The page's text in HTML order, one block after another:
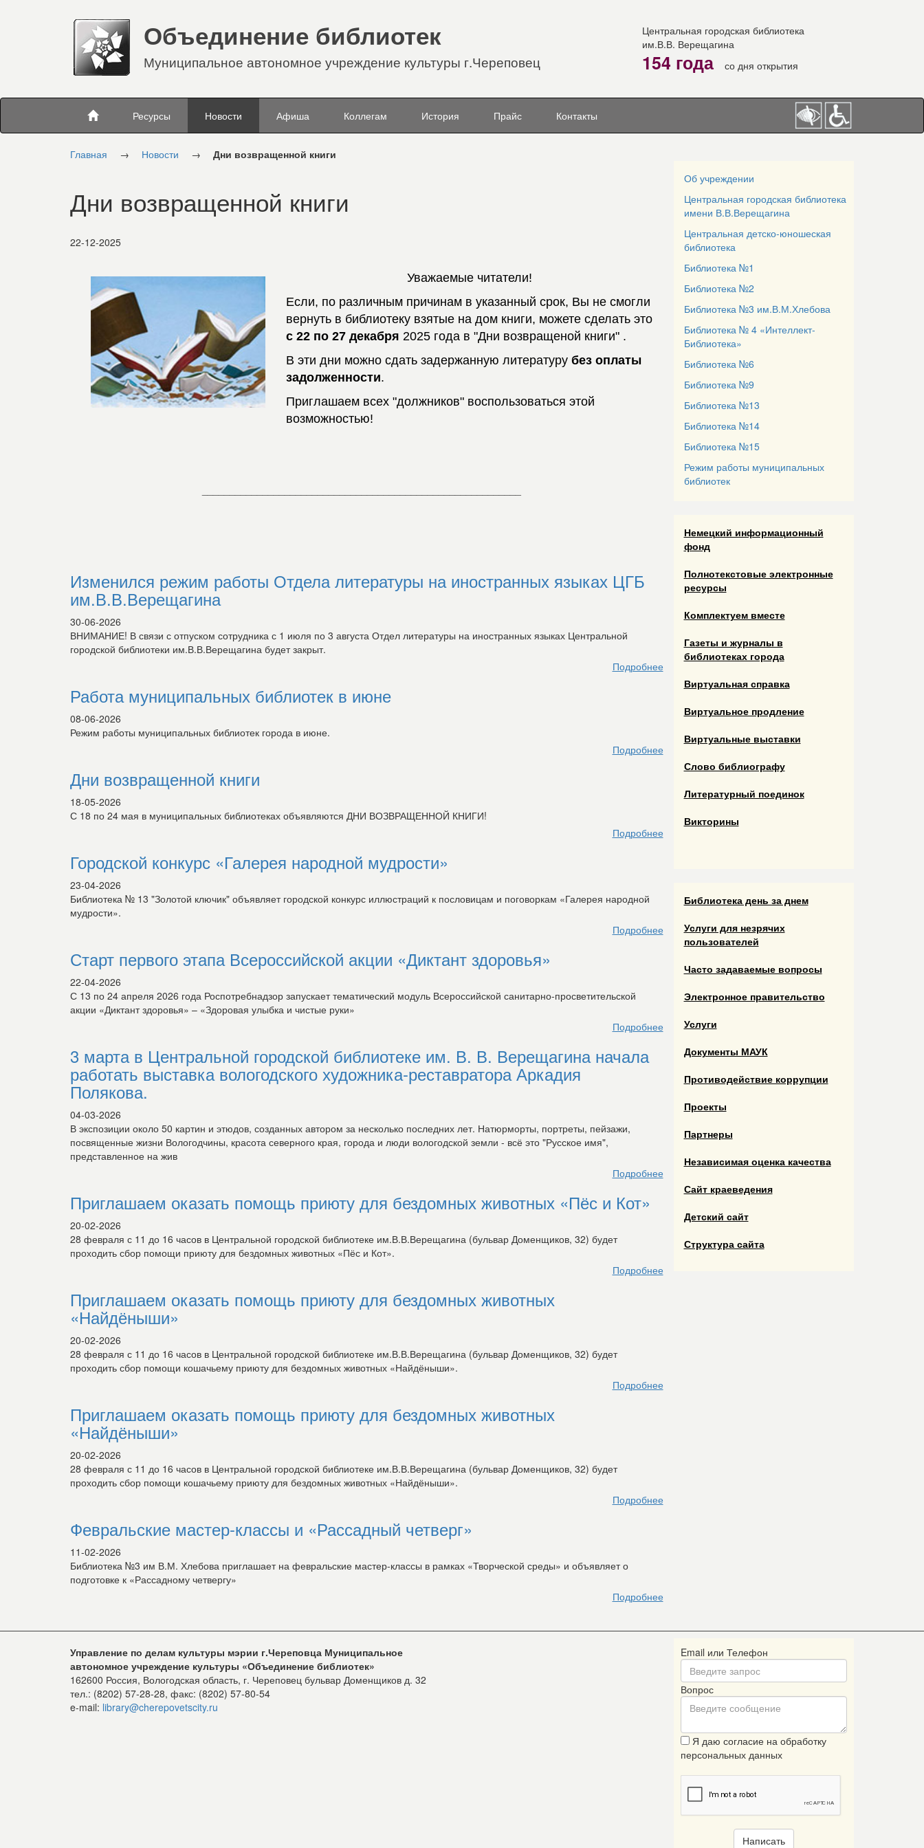
Объединение библиотек
Муниципальное автономное учреждение культуры г.Череповец
Центральная городская библиотека
им.В.В. Верещагина
154 года со дня открытия
Ресурсы Новости Афиша Коллегам История Прайс Контакты
Главная → Новости → Дни возвращенной книги
Дни возвращенной книги
22-12-2025
Уважаемые читатели!
Если, по различным причинам в указанный срок, Вы не смогли
вернуть в библиотеку взятые на дом книги, можете сделать это
с 22 по 27 декабря 2025 года в "Дни возвращеной книги" .
В эти дни можно сдать задержанную литературубез оплаты
задолженности.
Приглашаем всех "должников" воспользоваться этой
возможностью!
Изменился режим работы Отдела литературы на иностранных языках ЦГБ
им.В.В.Верещагина
30-06-2026
ВНИМАНИЕ! В связи с отпуском сотрудника с 1 июля по 3 августа Отдел литературы на иностранных языках Центральной
городской библиотеки им.В.В.Верещагина будет закрыт.
Подробнее
Работа муниципальных библиотек в июне
08-06-2026
Режим работы муниципальных библиотек города в июне.
Подробнее
Дни возвращенной книги
18-05-2026
С 18 по 24 мая в муниципальных библиотеках объявляются ДНИ ВОЗВРАЩЕННОЙ КНИГИ!
Подробнее
Городской конкурс «Галерея народной мудрости»
23-04-2026
Библиотека № 13 "Золотой ключик" объявляет городской конкурс иллюстраций к пословицам и поговоркам «Галерея народной
мудрости».
Подробнее
Старт первого этапа Всероссийской акции «Диктант здоровья»
22-04-2026
С 13 по 24 апреля 2026 года Роспотребнадзор запускает тематический модуль Всероссийской санитарно-просветительской
акции «Диктант здоровья» – «Здоровая улыбка и чистые руки»
Подробнее
3 марта в Центральной городской библиотеке им. В. В. Верещагина начала
работать выставка вологодского художника-реставратора Аркадия
Полякова.
04-03-2026
В экспозиции около 50 картин и этюдов, созданных автором за несколько последних лет. Натюрморты, портреты, пейзажи,
посвященные жизни Вологодчины, красота северного края, города и люди вологодской земли - всё это "Русское имя",
представленное на жив
Подробнее
Приглашаем оказать помощь приюту для бездомных животных «Пёс и Кот»
20-02-2026
28 февраля с 11 до 16 часов в Центральной городской библиотеке им.В.В.Верещагина (бульвар Доменщиков, 32) будет
проходить сбор помощи приюту для бездомных животных «Пёс и Кот».
Подробнее
Приглашаем оказать помощь приюту для бездомных животных
«Найдёныши»
20-02-2026
28 февраля с 11 до 16 часов в Центральной городской библиотеке им.В.В.Верещагина (бульвар Доменщиков, 32) будет
проходить сбор помощи кошачьему приюту для бездомных животных «Найдёныши».
Подробнее
Приглашаем оказать помощь приюту для бездомных животных
«Найдёныши»
20-02-2026
28 февраля с 11 до 16 часов в Центральной городской библиотеке им.В.В.Верещагина (бульвар Доменщиков, 32) будет
проходить сбор помощи кошачьему приюту для бездомных животных «Найдёныши».
Подробнее
Февральские мастер-классы и «Рассадный четверг»
11-02-2026
Библиотека №3 им В.М. Хлебова приглашает на февральские мастер-классы в рамках «Творческой среды» и объявляет о
подготовке к «Рассадному четвергу»
Подробнее
Об учреждении
Центральная городская библиотека
имени В.В.Верещагина
Центральная детско-юношеская
библиотека
Библиотека №1
Библиотека №2
Библиотека №3 им.В.М.Хлебова
Библиотека № 4 «Интеллект-
Библиотека»
Библиотека №6
Библиотека №9
Библиотека №13
Библиотека №14
Библиотека №15
Режим работы муниципальных
библиотек
Немецкий информационный
фонд
Полнотекстовые электронные
ресурсы
Комплектуем вместе
Газеты и журналы в
библиотеках города
Виртуальная справка
Виртуальное продление
Виртуальные выставки
Слово библиографу
Литературный поединок
Викторины
Библиотека день за днем
Услуги для незрячих
пользователей
Часто задаваемые вопросы
Электронное правительство
Услуги
Документы МАУК
Противодействие коррупции
Проекты
Партнеры
Независимая оценка качества
Сайт краеведения
Детский сайт
Структура сайта
Управление по делам культуры мэрии г.Череповца Муниципальное
автономное учреждение культуры «Объединение библиотек»
162600 Россия, Вологодская область, г. Череповец бульвар Доменщиков д. 32
тел.: (8202) 57-28-28, факс: (8202) 57-80-54
e-mail: library@cherepovetscity.ru
Email или Телефон
Вопрос
Я даю согласие на обработку
персональных данных
Написать